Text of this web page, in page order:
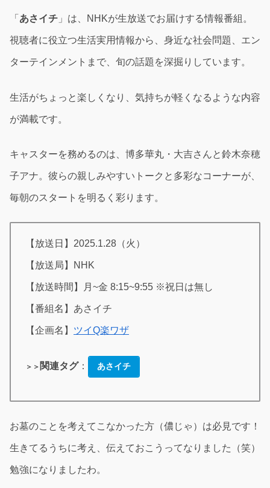
「 あさイチ 」は、NHKが生放送でお届けする情報番組。
視聴者に役立つ生活実用情報から、身近な社会問題、エン
ターテインメントまで、旬の話題を深掘りしています。
生活がちょっと楽しくなり、気持ちが軽くなるような内容
が満載です。
キャスターを務めるのは、博多華丸・大吉さんと鈴木奈穂
子アナ。彼らの親しみやすいトークと多彩なコーナーが、
毎朝のスタートを明るく彩ります。
【放送日】2025.1.28（火）
【放送局】NHK
【放送時間】月~金 8:15~9:55 ※祝日は無し
【番組名】あさイチ
【企画名】 ツイQ楽ワザ
＞＞ 関連タグ： あさイチ
お墓のことを考えてこなかった方（儂じゃ）は必見です！
生きてるうちに考え、伝えておこうってなりました（笑）
勉強になりましたわ。